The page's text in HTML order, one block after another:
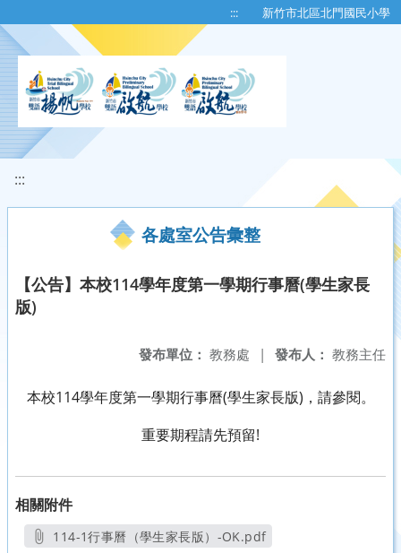
::: 新竹市北區北門國民小學
:::
各處室公告彙整
【公告】本校114學年度第一學期行事曆(學生家長
版)
發布人： 教務主任
發布單位： 教務處 |
本校114學年度第一學期行事曆(學生家長版)，請參閱。
重要期程請先預留!
相關附件
114-1行事曆（學生家長版）-OK.pdf